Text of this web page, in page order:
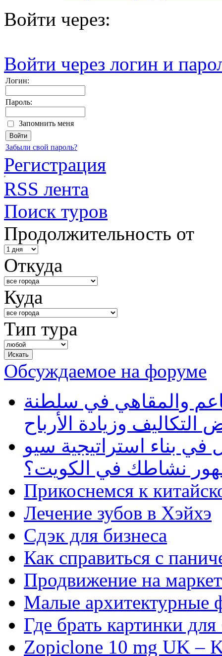
Войти через:
Войти через логин и
Логин:
Пароль:
Запомнить меня
Забыли свой пароль?
Регистрация
RSS лента
Поиск туров
Продолжительность от
Откуда
Куда
Тип тура
Обсуждаемое на форуме
والمقاهي في سلطنة
وزيادة الأرباح
بناء استراتيجية سيو
نشاطك في الكويت؟
Прикоснемся к
Лечение зубов в Хэйхэ
Сдэк для бизнеса
Как справиться с
Продвижение на
Малые архитектурные
Где брать картинки
Zopiclone 10 mg UK –